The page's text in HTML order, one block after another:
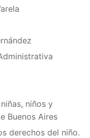
niños y
Buenos Aires
derechos del niño.